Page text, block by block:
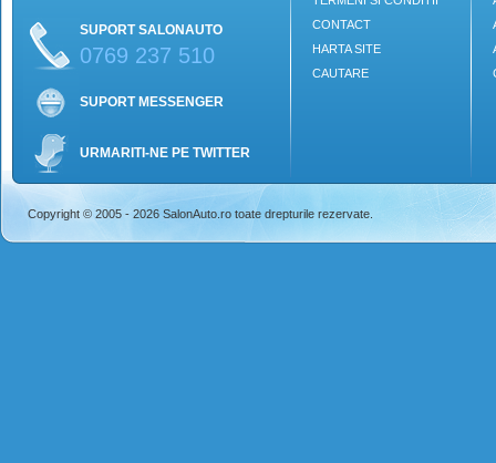
SUPORT SALONAUTO
0769 237 510
SUPORT MESSENGER
URMARITI-NE PE TWITTER
CONTACT
HARTA SITE
CAUTARE
Copyright © 2005 - 2026 SalonAuto.ro toate drepturile rezervate.